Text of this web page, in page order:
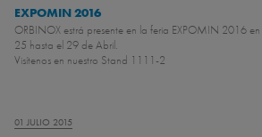
EXPOMIN 2016
ORBINOX estrá presente en la feria EXPOMIN 2016
25 hasta el 29 de Abril.
Visítenos en nuestro Stand 1111-2
01 JULIO 2015